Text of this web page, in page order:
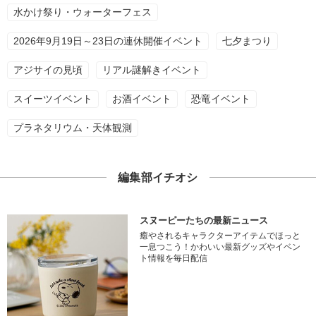
水かけ祭り・ウォーターフェス
2026年9月19日～23日の連休開催イベント 七夕まつり
アジサイの見頃 リアル謎解きイベント
スイーツイベント お酒イベント 恐竜イベント
プラネタリウム・天体観測
編集部イチオシ
スヌーピーたちの最新ニュース
癒やされるキャラクターアイテムでほっと
一息つこう！かわいい最新グッズやイベン
ト情報を毎日配信